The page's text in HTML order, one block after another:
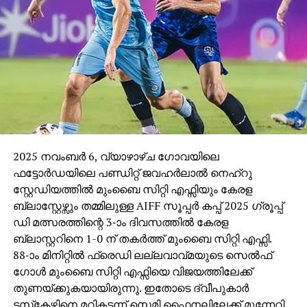
ഉദ്ധരിച്ച് അന്താരാഷ്ട്ര ഫുട്‌ബോളില്‍ നിന്ന്
ഇസ്രാഈലിനെ സസ്‌പെന്‍ഡ് ചെയ്യണമെന്ന്
യുഎന്‍ വിദഗ്ധര്‍ ഫിഫയോടും യുവേഫയോടും
അഭ്യര്‍ത്ഥിച്ചതിന് ശേഷമാണ് ഈ അഭ്യര്‍ത്ഥനകള്‍
2025 നവംബര്‍ 6, വ്യാഴാഴ്ച ഗോവയിലെ
ഫട്ടോര്‍ഡയിലെ പണ്ഡിറ്റ് ജവഹര്‍ലാല്‍ നെഹ്റു
സ്റ്റേഡിയത്തില്‍ മുംബൈ സിറ്റി എഫ്സിയും കേരള
ബ്ലാസ്റ്റേഴ്സും തമ്മിലുള്ള AIFF സൂപ്പര്‍ കപ്പ് 2025 ഗ്രൂപ്പ്
ഡി മത്സരത്തിന്റെ 3-ാം ദിവസത്തില്‍ കേരള
ബ്ലാസ്റ്ററിനെ 1-0 ന് തകര്‍ത്ത് മുംബൈ സിറ്റി എഫ്സി.
88-ാം മിനിറ്റില്‍ ഫ്രെഡി ലല്ലവാവ്മയുടെ സെല്‍ഫ്
ഗോള്‍ മുംബൈ സിറ്റി എഫ്സിയെ വിജയത്തിലേക്ക്
തുണയ്ക്കുകയായിരുന്നു. ഇതോടെ ദ്വീപുകാര്‍